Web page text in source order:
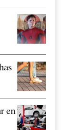
en